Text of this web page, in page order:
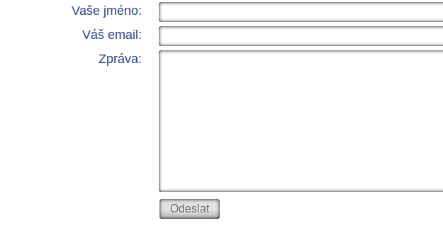
Vaše jméno:
Váš email:
Zpráva: